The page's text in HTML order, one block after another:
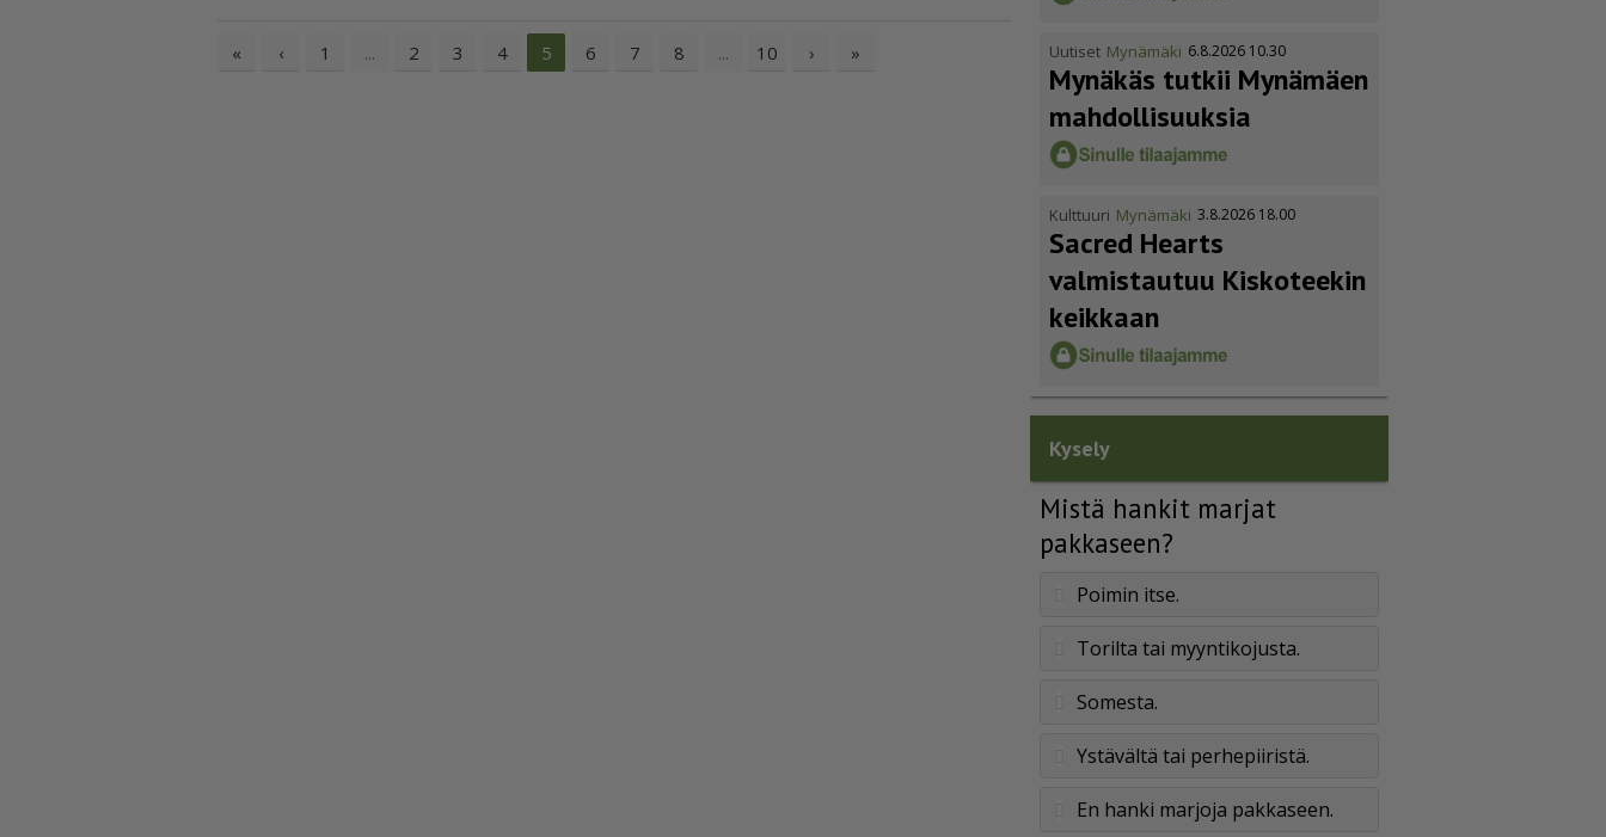
« ‹ 1 ... 2 3 4 5 6 7 8 ... 10 › » Uutiset Mynämäki 6.8.2026 10.30
Mynäkäs tutkii Mynämäen
mahdol­li­suuksia
Kulttuuri Mynämäki 3.8.2026 18.00
Sacred Hearts
valmistautuu Kiskoteekin
keikkaan
Kysely
Mistä hankit marjat
pakkaseen?
Poimin itse.
Torilta tai myyntikojusta.
Somesta.
Ystävältä tai perhepiiristä.
En hanki marjoja pakkaseen.